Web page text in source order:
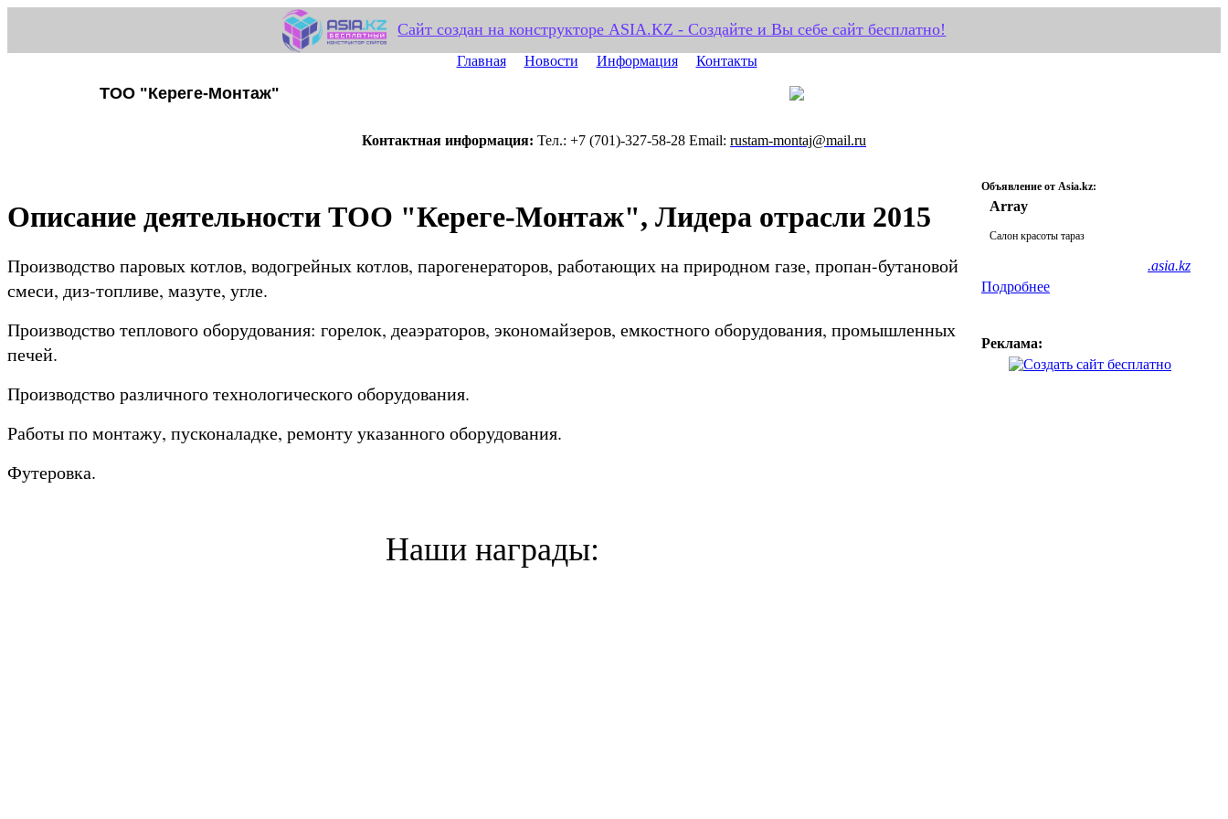
Сайт создан на конструкторе ASIA.KZ - Создайте и Вы себе сайт бесплатно!
Главная Новости Информация Контакты
ТОО "Кереге-Монтаж"
Контактная информация: Тел.: +7 (701)-327-58-28 Email: rustam-montaj@mail.ru
Описание деятельности ТОО "Кереге-Монтаж", Лидера отрасли 2015
Производство паровых котлов, водогрейных котлов, парогенераторов, работающих на природном газе, пропан-бутановой
смеси, диз-топливе, мазуте, угле.
Производство теплового оборудования: горелок, деаэраторов, экономайзеров, емкостного оборудования, промышленных
печей.
Производство различного технологического оборудования.
Работы по монтажу, пусконаладке, ремонту указанного оборудования.
Футеровка.
Наши награды:
Объявление от Asia.kz:
Array
Салон красоты тараз
.asia.kz
Подробнее
Реклама: